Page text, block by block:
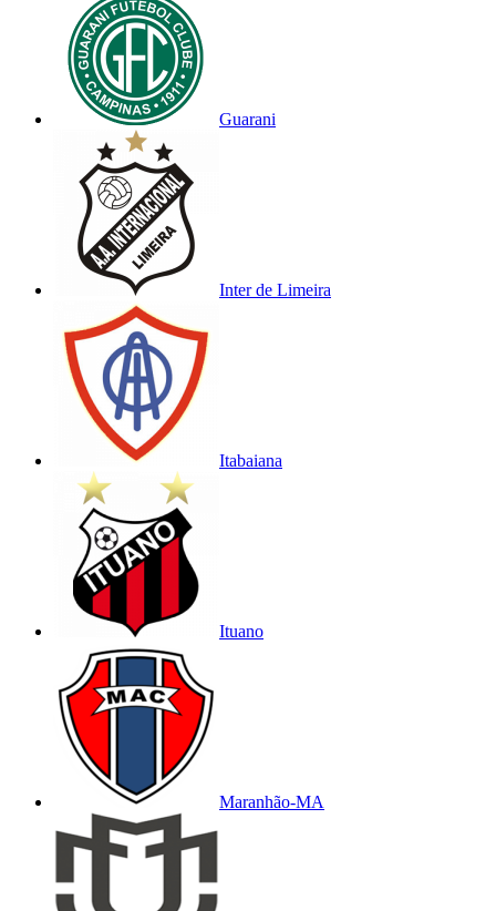
Guarani
Inter de Limeira
Itabaiana
Ituano
Maranhão-MA